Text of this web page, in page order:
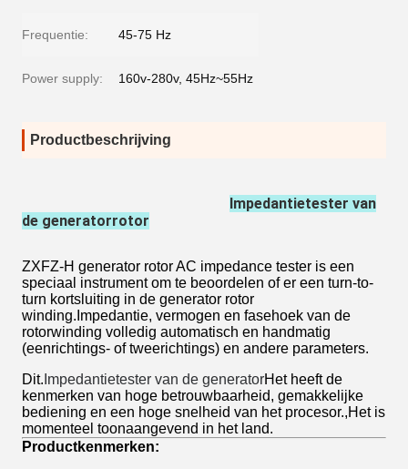
Frequentie: 45-75 Hz
Power supply: 160v-280v, 45Hz~55Hz
Productbeschrijving
Impedantietester van
de generatorrotor
ZXFZ-H generator rotor AC impedance tester is een
speciaal instrument om te beoordelen of er een turn-to-
turn kortsluiting in de generator rotor
winding.Impedantie, vermogen en fasehoek van de
rotorwinding volledig automatisch en handmatig
(eenrichtings- of tweerichtings) en andere parameters.
Dit. Impedantietester van de generatorHet heeft de
kenmerken van hoge betrouwbaarheid, gemakkelijke
bediening en een hoge snelheid van het procesor.,Het is
momenteel toonaangevend in het land.
Productkenmerken: